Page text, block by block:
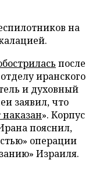
на
после
иранского
и духовный
заявил, что
наказан». Корпус
пояснил,
операции
Израиля.